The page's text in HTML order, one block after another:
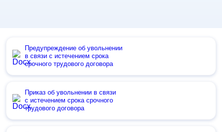
Предупреждение об увольнении
в связи с истечением срока
срочного трудового договора
Приказ об увольнении в связи
с истечением срока срочного
трудового договора